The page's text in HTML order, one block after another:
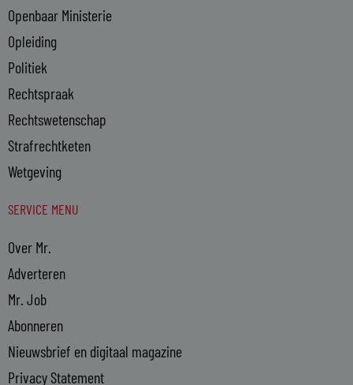
Openbaar Ministerie
Opleiding
Politiek
Rechtspraak
Rechtswetenschap
Strafrechtketen
Wetgeving
SERVICE MENU
Over Mr.
Adverteren
Mr. Job
Abonneren
Nieuwsbrief en digitaal magazine
Privacy Statement